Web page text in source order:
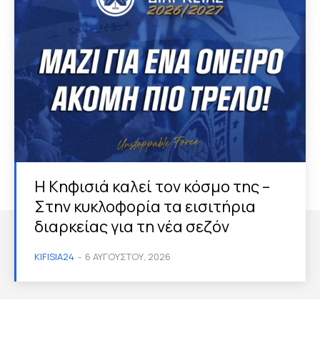
Η Κηφισιά καλεί τον κόσμο της –
Στην κυκλοφορία τα εισιτήρια
διαρκείας για τη νέα σεζόν
KIFISIA24 - 6 ΑΥΓΟΎΣΤΟΥ, 2026